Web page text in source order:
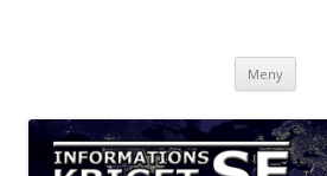
Meny